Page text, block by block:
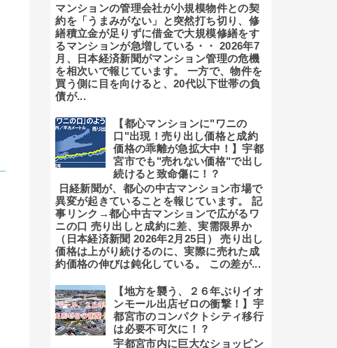
マンションの管理会社が小規模物件との契
約を「うまみがない」と突然打ち切り、修
繕積立金が足りずに借金で大規模修繕をす
るマンションが急増している・・ 2026年7
月、日本経済新聞がマンション管理の危機
を相次いで報じています。 一方で、物件を
買う側に目を向けると、20代以下世帯の負
債が...
【都心マンションに"ワニの
口"出現！売り出し価格と成約
価格の乖離が急拡大中！】宇都
宮市でも"売れない価格"で出し
続けると致命傷に！？
日経新聞が、都心の中古マンション市場で
異変が起きていることを報じています。 記
事リンク→都心中古マンションで広がるワ
ニの口 売り出しと成約に差、実需限界か
（日本経済新聞 2026年2月25日） 売り出し
価格は上がり続けるのに、実際に売れた成
約価格の伸びは鈍化している。 この差が...
【地方を襲う、２６年ぶりイオ
ンモール出店ゼロの衝撃！】宇
都宮市のコンパクトシティ移行
は必要不可欠に！？
宇都宮市内に巨大なショッピン